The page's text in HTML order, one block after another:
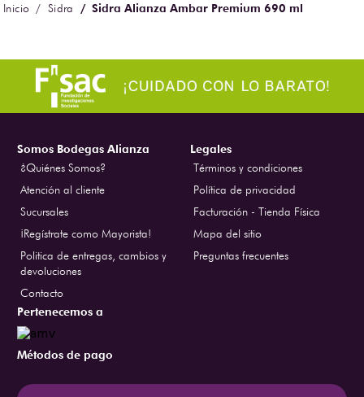
Sidra Sidra Alianza Ambar Premium 690 ml
Somos Bodegas Alianza
¿Quiénes Somos?
Atención al cliente
Sucursales
¡Regístrate como Mayorista!
Politica de entregas, cambios y
devoluciones
Contacto
Legales
Términos y condiciones
Política de privacidad
Facturación - Tienda Física
Mapa del sitio
Preguntas frecuentes
Pertenecemos a
Métodos de pago